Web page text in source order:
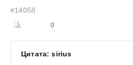
#14058
0
Цитата: sirius